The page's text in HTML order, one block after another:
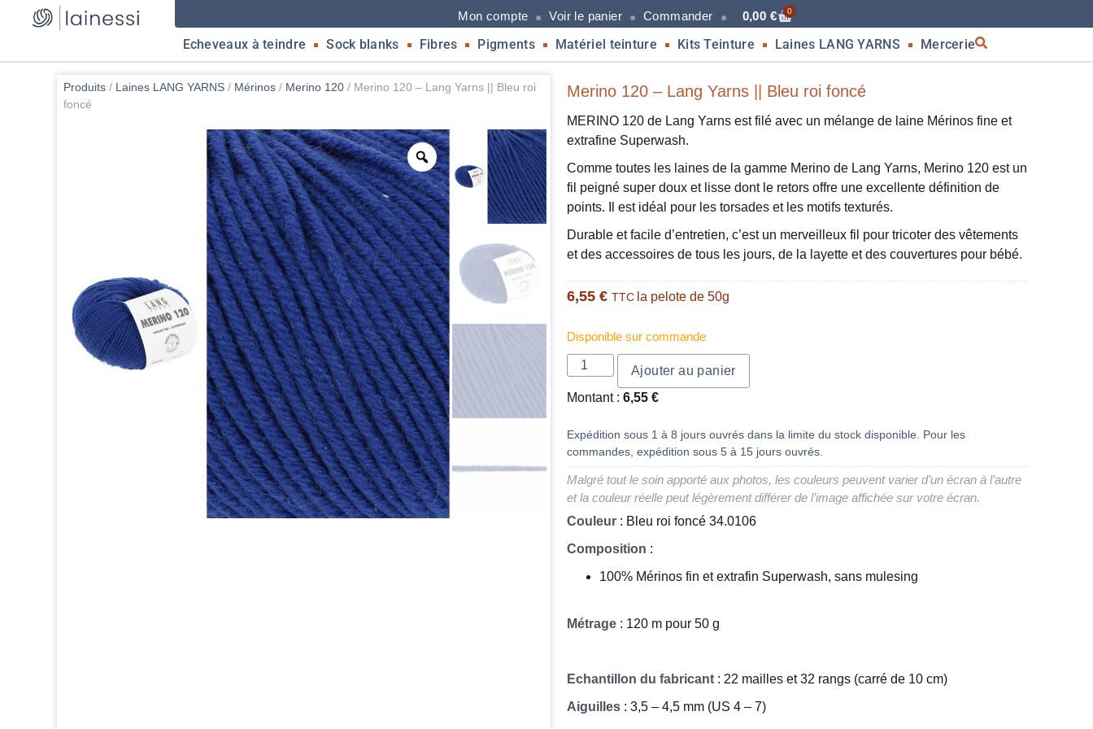
Mon compte Voir le panier Commander 0,00 € 0
Echeveaux à teindre Sock blanks Fibres Pigments Matériel teinture Kits Teinture Laines LANG YARNS Mercerie
Produits / Laines LANG YARNS / Mérinos / Merino 120 / Merino 120 – Lang Yarns || Bleu roi
foncé
Merino 120 – Lang Yarns || Bleu roi foncé
MERINO 120 de Lang Yarns est filé avec un mélange de laine Mérinos fine et
extrafine Superwash.
Comme toutes les laines de la gamme Merino de Lang Yarns, Merino 120 est un
fil peigné super doux et lisse dont le retors offre une excellente définition de
points. Il est idéal pour les torsades et les motifs texturés.
Durable et facile d’entretien, c’est un merveilleux fil pour tricoter des vêtements
et des accessoires de tous les jours, de la layette et des couvertures pour bébé.
6,55 € TTC la pelote de 50g
Disponible sur commande
Ajouter au panier
Montant : 6,55 €
Expédition sous 1 à 8 jours ouvrés dans la limite du stock disponible. Pour les
commandes, expédition sous 5 à 15 jours ouvrés.
Malgré tout le soin apporté aux photos, les couleurs peuvent varier d’un écran à l’autre
et la couleur réelle peut légèrement différer de l’image affichée sur votre écran.
Couleur : Bleu roi foncé 34.0106
Composition :
100% Mérinos fin et extrafin Superwash, sans mulesing
Métrage : 120 m pour 50 g
Echantillon du fabricant : 22 mailles et 32 rangs (carré de 10 cm)
Aiguilles : 3,5 – 4,5 mm (US 4 – 7)